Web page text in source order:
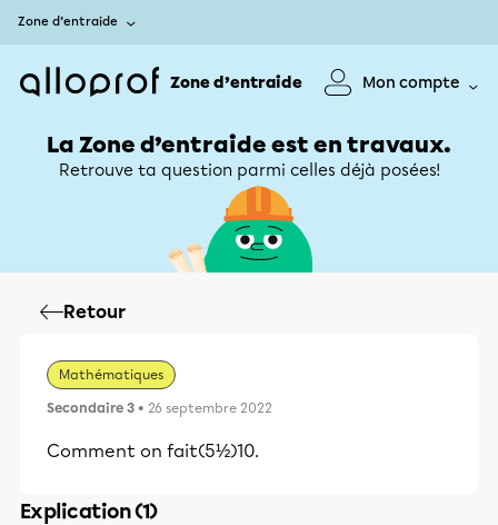
Zone d’entraide
Zone d’entraide Mon compte
La Zone d’entraide est en travaux.
Retrouve ta question parmi celles déjà posées!
Retour
Mathématiques
Secondaire 3 • 26 septembre 2022
Comment on fait(5½)10.
Explication (1)